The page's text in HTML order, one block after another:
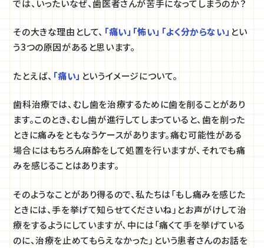
では、いったいなぜ、歯医者さんが苦手になってしまうのか？
その大きな理由として、 「痛い」「怖い」「よく分からない」 とい
う3つの原因があると思います。
たとえば、 「痛い」 というイメージについて。
歯科治療では、むし歯を治療するために歯を削ることがあり
ます。このとき、むし歯が進行してしまっていると、歯を削った
ときに痛みをともなうケースがあります。痛む可能性がある
場合にはもちろん麻酔をして処置を行いますが、それでも痛
みを感じることはあります。
そのようなことがあり得るので、私たちは「もし痛みを感じた
ときには、手を挙げて知らせてくださいね」とお声がけして治
療をするようにしていますが、中には「痛くて手を挙げている
のに、治療を止めてもらえなかった」という患者さんのお話を